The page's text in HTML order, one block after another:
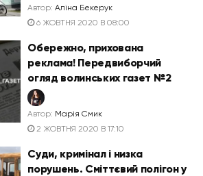
Автор: Аліна Бекерук
6 ЖОВТНЯ 2020 В 08:00
Обережно, прихована
реклама! Передвиборчий
огляд волинських газет №2
Автор: Марія Смик
2 ЖОВТНЯ 2020 В 17:10
Суди, кримінал і низка
порушень. Сміттєвий полігон у